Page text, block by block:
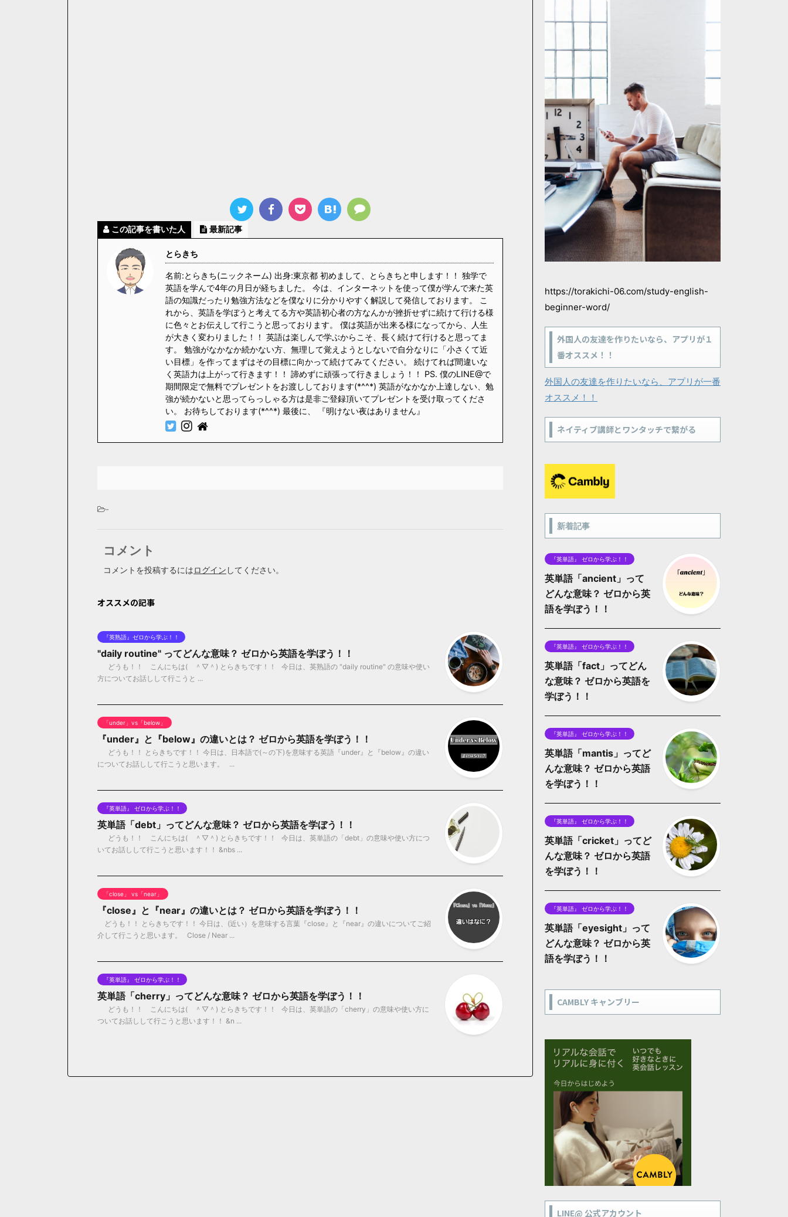
この記事を書いた人 最新記事
とらきち
名前:とらきち(ニックネーム) 出身:東京都 初めまして、とらきちと申します！！ 独学で
英語を学んで4年の月日が経ちました。 今は、インターネットを使って僕が学んで来た英
語の知識だったり勉強方法などを僕なりに分かりやすく解説して発信しております。 こ
れから、英語を学ぼうと考えてる方や英語初心者の方なんかが挫折せずに続けて行ける様
に色々とお伝えして行こうと思っております。 僕は英語が出来る様になってから、人生
が大きく変わりました！！ 英語は楽しんで学ぶからこそ、長く続けて行けると思ってま
す。 勉強がなかなか続かない方、無理して覚えようとしないで自分なりに「小さくて近
い目標」を作ってまずはその目標に向かって続けてみてください。 続けてれば間違いな
く英語力は上がって行きます！！ 諦めずに頑張って行きましょう！！ PS. 僕のLINE@で
期間限定で無料でプレゼントをお渡ししております(*^^*) 英語がなかなか上達しない、勉
強が続かないと思ってらっしゃる方は是非ご登録頂いてプレゼントを受け取ってくださ
い。 お待ちしております(*^^*) 最後に、 『明けない夜はありません』
-
コメント
コメントを投稿するにはログイン してください。
オススメの記事
『英熟語』ゼロから学ぶ！！
"daily routine" ってどんな意味？ ゼロから英語を学ぼう！！
どうも！！ こんにちは( ＾▽＾) とらきちです！！ 今日は、英熟語の "daily routine" の意味や使い
方についてお話しして行こうと ...
「under」vs「below」
『under』と『below』の違いとは？ ゼロから英語を学ぼう！！
どうも！！ とらきちです！！ 今日は、日本語で(～の下)を意味する英語『under』と『below』の違い
についてお話しして行こうと思います。 ...
『英単語』 ゼロから学ぶ！！
英単語「debt」ってどんな意味？ ゼロから英語を学ぼう！！
どうも！！ こんにちは( ＾▽＾) とらきちです！！ 今日は、英単語の「debt」の意味や使い方につ
いてお話しして行こうと思います！！ &nbs ...
「close」 vs「near」
『close』と『near』の違いとは？ ゼロから英語を学ぼう！！
どうも！！ とらきちです！！ 今日は、(近い）を意味する言葉『close』と『near』の違いについてご紹
介して行こうと思います。 Close / Near ...
『英単語』 ゼロから学ぶ！！
英単語「cherry」ってどんな意味？ ゼロから英語を学ぼう！！
どうも！！ こんにちは( ＾▽＾) とらきちです！！ 今日は、英単語の「cherry」の意味や使い方に
ついてお話しして行こうと思います！！ &n ...
https://torakichi-06.com/study-english-
beginner-word/
外国人の友達を作りたいなら、アプリが１
番オススメ！！
外国人の友達を作りたいなら、アプリが一番
オススメ！！
ネイティブ講師とワンタッチで繋がる
新着記事
『英単語』 ゼロから学ぶ！！
英単語「ancient」って
どんな意味？ ゼロから英
語を学ぼう！！
『英単語』 ゼロから学ぶ！！
英単語「fact」ってどん
な意味？ ゼロから英語を
学ぼう！！
『英単語』 ゼロから学ぶ！！
英単語「mantis」ってど
んな意味？ ゼロから英語
を学ぼう！！
『英単語』 ゼロから学ぶ！！
英単語「cricket」ってど
んな意味？ ゼロから英語
を学ぼう！！
『英単語』 ゼロから学ぶ！！
英単語「eyesight」って
どんな意味？ ゼロから英
語を学ぼう！！
CAMBLY キャンブリー
LINE@ 公式アカウント